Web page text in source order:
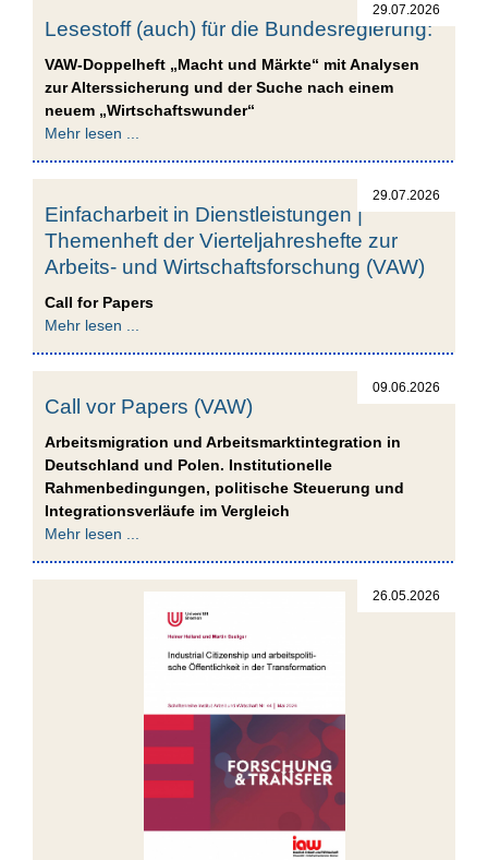
29.07.2026
Lesestoff (auch) für die Bundesregierung:
VAW-Doppelheft „Macht und Märkte“ mit Analysen
zur Alterssicherung und der Suche nach einem
neuem „Wirtschaftswunder“
Mehr lesen ...
29.07.2026
Einfacharbeit in Dienstleistungen |
Themenheft der Vierteljahreshefte zur
Arbeits- und Wirtschaftsforschung (VAW)
Call for Papers
Mehr lesen ...
09.06.2026
Call vor Papers (VAW)
Arbeitsmigration und Arbeitsmarktintegration in
Deutschland und Polen. Institutionelle
Rahmenbedingungen, politische Steuerung und
Integrationsverläufe im Vergleich
Mehr lesen ...
26.05.2026